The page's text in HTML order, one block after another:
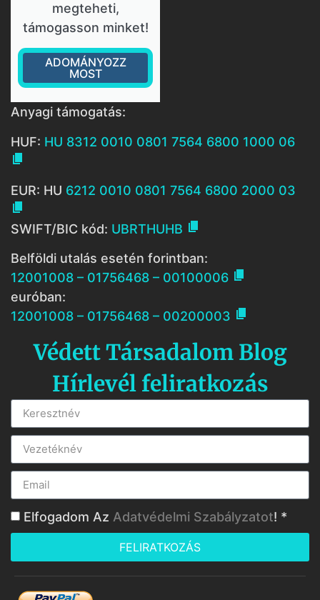
megteheti,
támogasson minket!
ADOMÁNYOZZ
MOST
Anyagi támogatás:
HUF: HU 8312 0010 0801 7564 6800 1000 06

EUR: HU 6212 0010 0801 7564 6800 2000 03

SWIFT/BIC kód: UBRTHUHB 
Belföldi utalás esetén forintban:
12001008 – 01756468 – 00100006 
euróban:
12001008 – 01756468 – 00200003 
Védett Társadalom Blog
Hírlevél feliratkozás
Elfogadom Az Adatvédelmi Szabályzatot! *
FELIRATKOZÁS